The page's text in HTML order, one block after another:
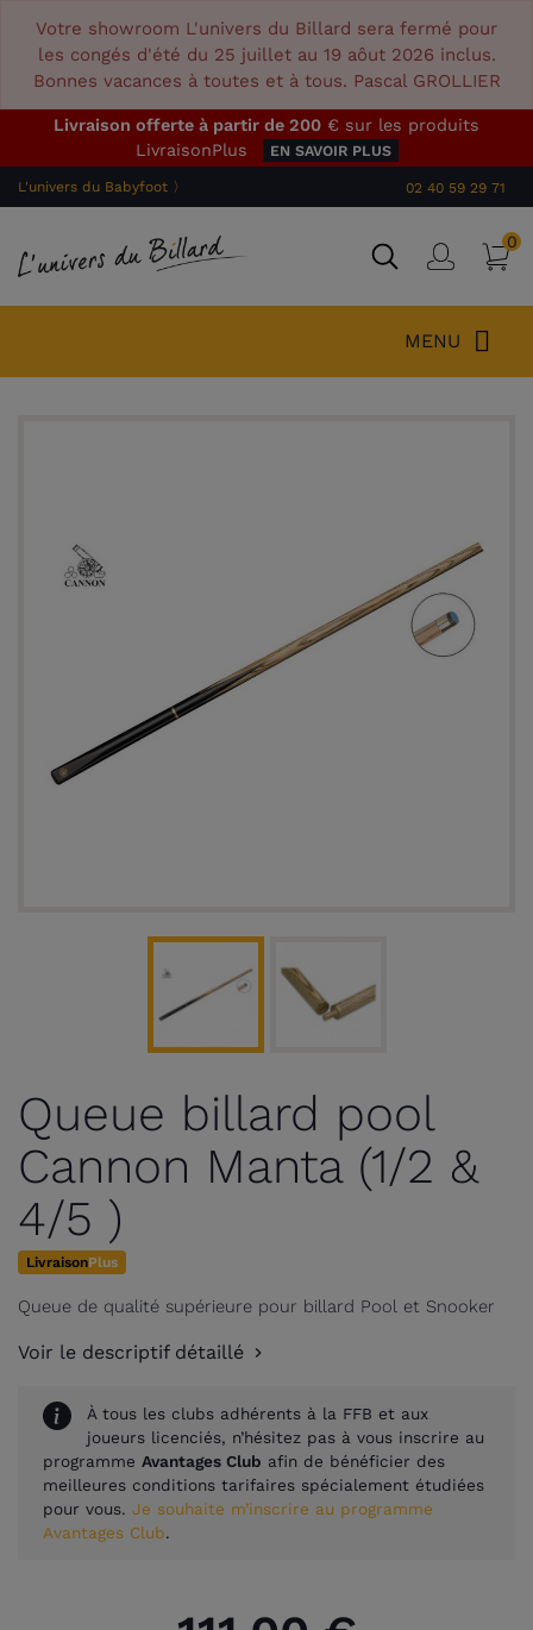
Votre showroom L'univers du Billard sera fermé pour
les congés d'été du 25 juillet au 19 aôut 2026 inclus.
Bonnes vacances à toutes et à tous. Pascal GROLLIER
Livraison offerte à partir de 200 € sur les produits
LivraisonPlus
EN SAVOIR PLUS
L'univers du Babyfoot 〉 02 40 59 29 71
0
MENU
Queue billard pool
Cannon Manta (1/2 &
4/5 )
LivraisonPlus
Queue de qualité supérieure pour billard Pool et Snooker
Voir le descriptif détaillé
À tous les clubs adhérents à la FFB et aux
joueurs licenciés, n’hésitez pas à vous inscrire au
programme Avantages Club afin de bénéficier des
meilleures conditions tarifaires spécialement étudiées
pour vous. Je souhaite m’inscrire au programme
Avantages Club.